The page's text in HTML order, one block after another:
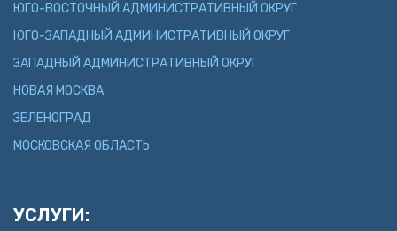
ЮГО-ВОСТОЧНЫЙ АДМИНИСТРАТИВНЫЙ ОКРУГ
ЮГО-ЗАПАДНЫЙ АДМИНИСТРАТИВНЫЙ ОКРУГ
ЗАПАДНЫЙ АДМИНИСТРАТИВНЫЙ ОКРУГ
НОВАЯ МОСКВА
ЗЕЛЕНОГРАД
МОСКОВСКАЯ ОБЛАСТЬ
УСЛУГИ: